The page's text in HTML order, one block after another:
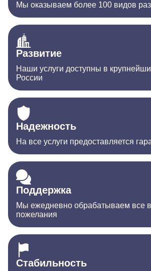
Мы оказываем более 100 видов
Развитие
Наши услуги доступны в
России
Надежность
На все услуги предоставляется
Поддержка
Мы ежедневно обрабатываем все
пожелания
Стабильность